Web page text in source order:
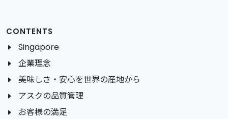
CONTENTS
Singapore
企業理念
美味しさ・安心を世界の産地から
アスクの品質管理
お客様の満足